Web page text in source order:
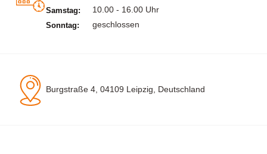
Samstag: 10.00 - 16.00 Uhr
Sonntag: geschlossen
Burgstraße 4, 04109 Leipzig, Deutschland